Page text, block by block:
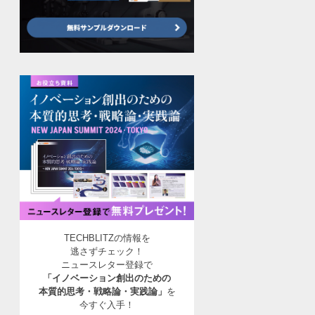
TECHBLITZの情報を
逃さずチェック！
ニュースレター登録で
「イノベーション創出のための
本質的思考・戦略論・実践論」 を
今すぐ入手！